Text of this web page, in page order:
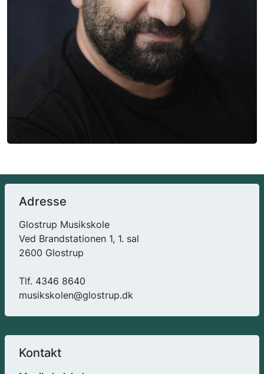
Adresse
Glostrup Musikskole
Ved Brandstationen 1, 1. sal
2600 Glostrup
Tlf. 4346 8640
musikskolen@glostrup.dk
Kontakt